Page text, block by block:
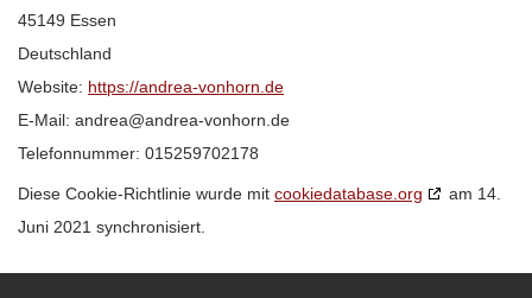
45149 Essen
Deutschland
Website: https://andrea-vonhorn.de
E-Mail: ed.nrohnov-aerdna@aerdna
Telefonnummer: 015259702178
Diese Cookie-Richtlinie wurde mit cookiedatabase.org
am 14.
Juni 2021 synchronisiert.